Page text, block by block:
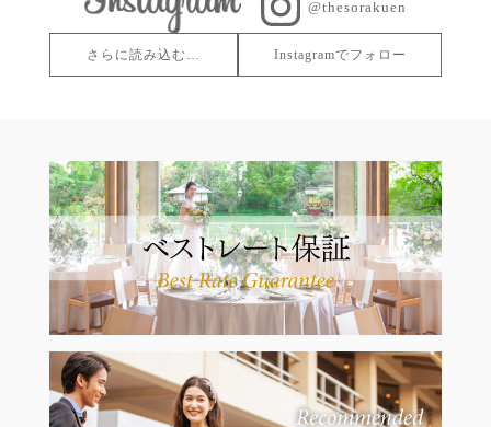
@thesorakuen
さらに読み込む… Instagramでフォロー